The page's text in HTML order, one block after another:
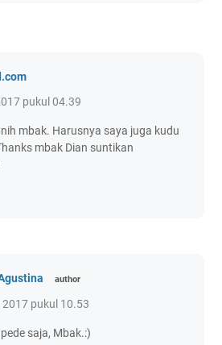
pukul 04.39
mbak. Harusnya saya juga kudu
mbak Dian suntikan
pukul 10.53
saja, Mbak.:)